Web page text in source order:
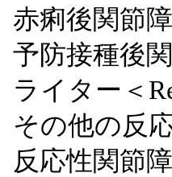
赤痢後関節
予防接種後
ライター＜
その他の反
反応性関節